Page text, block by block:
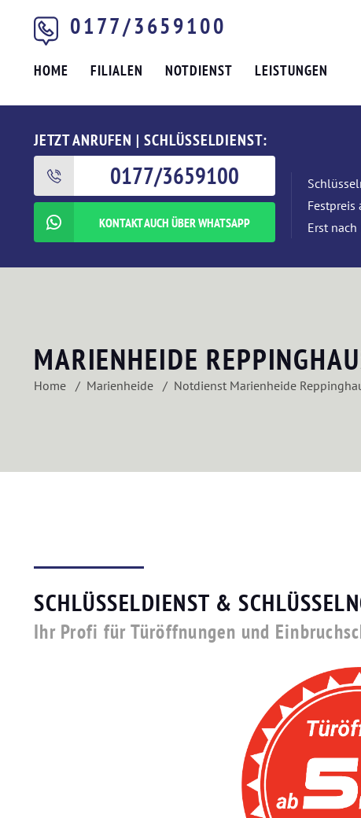
0177/3659100
HOME FILIALEN NOTDIENST LEISTUNGEN
JETZT ANRUFEN | SCHLÜSSELDIENST:
0177/3659100
KONTAKT AUCH ÜBER WHATSAPP
Festpreis
Erst
MARIENHEIDE
Home Marienheide Notdienst Marienheide
SCHLÜSSELDIENST &
Ihr Profi für Türöffnungen und